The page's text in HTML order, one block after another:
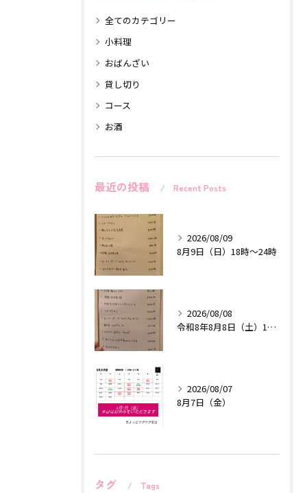
全てのカテゴリー
小料理
おばんざい
貸し切り
コース
お酒
最近の投稿 Recent Posts
2026/08/09
8月9日（日）18時〜24時
2026/08/08
令和8年8月8日（土）18時〜24時
2026/08/07
8月7日（金）
タグ Tags